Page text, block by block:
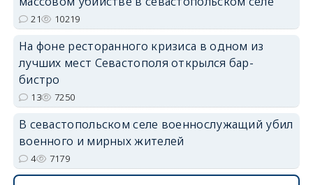
21 10219
На фоне ресторанного кризиса в одном из
лучших мест Севастополя открылся бар-
бистро
13 7250
В севастопольском селе военнослужащий убил
военного и мирных жителей
4 7179